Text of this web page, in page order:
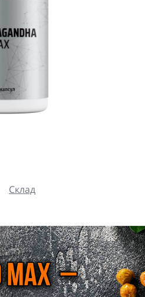
Склад